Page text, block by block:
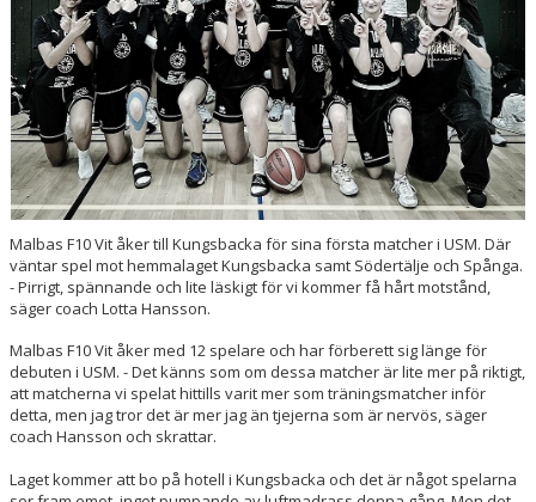
ENGAGERA DIG
KONTAKT
Malbas F10 Vit åker till Kungsbacka för sina första matcher i USM. Där
väntar spel mot hemmalaget Kungsbacka samt Södertälje och Spånga.
- Pirrigt, spännande och lite läskigt för vi kommer få hårt motstånd,
säger coach Lotta Hansson.
Malbas F10 Vit åker med 12 spelare och har förberett sig länge för
debuten i USM. - Det känns som om dessa matcher är lite mer på riktigt,
att matcherna vi spelat hittills varit mer som träningsmatcher inför
detta, men jag tror det är mer jag än tjejerna som är nervös, säger
coach Hansson och skrattar.
Laget kommer att bo på hotell i Kungsbacka och det är något spelarna